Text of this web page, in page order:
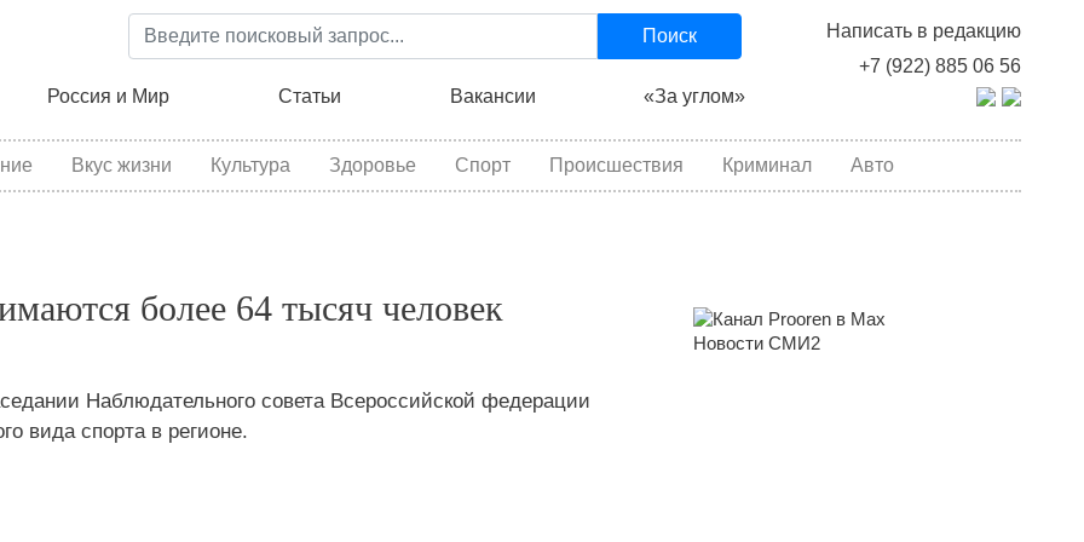
Перейти
к
содержанию
Написать в редакцию
+7 (922) 885 06 56
Поиск
Россия и Мир Статьи Вакансии «За углом»
Вкус жизни Культура Здоровье Спорт Происшествия Криминал Авто
более 64 тысяч человек
Наблюдательного совета Всероссийской федерации
вида спорта в регионе.
Новости СМИ2